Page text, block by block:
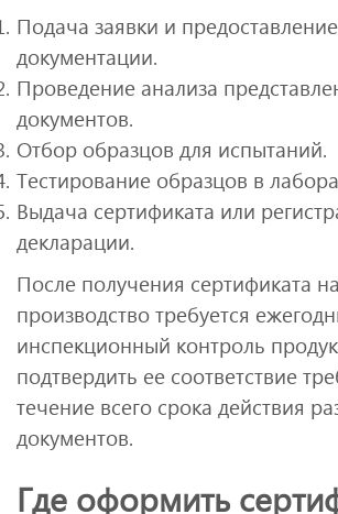
Подача заявки и предоставление
документации.
Проведение анализа
документов.
Отбор образцов для испытаний.
Тестирование образцов в
Выдача сертификата или
декларации.
После получения сертификата
производство требуется
инспекционный контроль
подтвердить ее соответствие
течение всего срока действия
документов.
Где оформить